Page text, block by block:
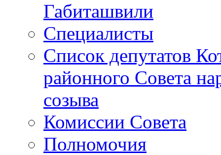
Габиташвили
Специалисты
Список депутатов
районного Совета
созыва
Комиссии Совета
Полномочия